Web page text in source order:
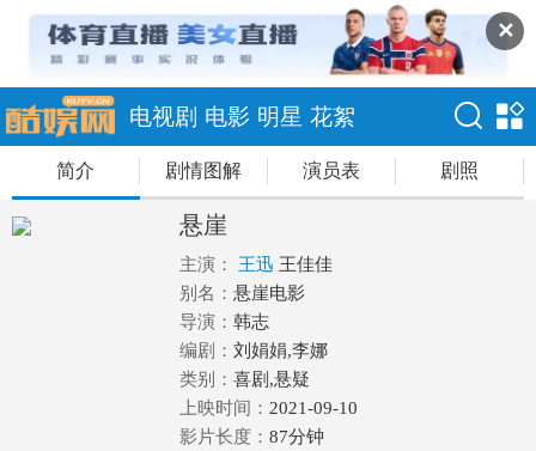
✕
电视剧 电影 明星 花絮
简介 剧情图解 演员表 剧照
悬崖
主演： 王迅 王佳佳
别名： 悬崖电影
导演： 韩志
编剧： 刘娟娟,李娜
类别： 喜剧,悬疑
上映时间： 2021-09-10
影片长度： 87分钟